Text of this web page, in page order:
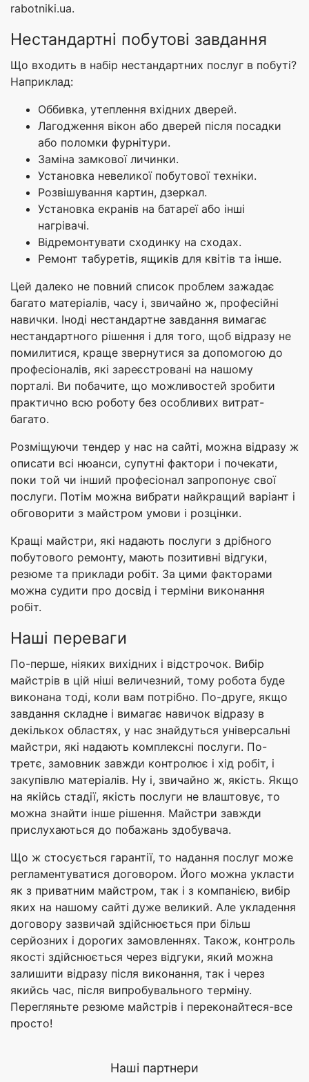
rabotniki.ua.
Нестандартні побутові завдання
Що входить в набір нестандартних послуг в побуті?
Наприклад:
Оббивка, утеплення вхідних дверей.
Лагодження вікон або дверей після посадки
або поломки фурнітури.
Заміна замкової личинки.
Установка невеликої побутової техніки.
Розвішування картин, дзеркал.
Установка екранів на батареї або інші
нагрівачі.
Відремонтувати сходинку на сходах.
Ремонт табуретів, ящиків для квітів та інше.
Цей далеко не повний список проблем зажадає
багато матеріалів, часу і, звичайно ж, професійні
навички. Іноді нестандартне завдання вимагає
нестандартного рішення і для того, щоб відразу не
помилитися, краще звернутися за допомогою до
професіоналів, які зареєстровані на нашому
порталі. Ви побачите, що можливостей зробити
практично всю роботу без особливих витрат-
багато.
Розміщуючи тендер у нас на сайті, можна відразу ж
описати всі нюанси, супутні фактори і почекати,
поки той чи інший професіонал запропонує свої
послуги. Потім можна вибрати найкращий варіант і
обговорити з майстром умови і розцінки.
Кращі майстри, які надають послуги з дрібного
побутового ремонту, мають позитивні відгуки,
резюме та приклади робіт. За цими факторами
можна судити про досвід і терміни виконання
робіт.
Наші переваги
По-перше, ніяких вихідних і відстрочок. Вибір
майстрів в цій ніші величезний, тому робота буде
виконана тоді, коли вам потрібно. По-друге, якщо
завдання складне і вимагає навичок відразу в
декількох областях, у нас знайдуться універсальні
майстри, які надають комплексні послуги. По-
третє, замовник завжди контролює і хід робіт, і
закупівлю матеріалів. Ну і, звичайно ж, якість. Якщо
на якійсь стадії, якість послуги не влаштовує, то
можна знайти інше рішення. Майстри завжди
прислухаються до побажань здобувача.
Що ж стосується гарантії, то надання послуг може
регламентуватися договором. Його можна укласти
як з приватним майстром, так і з компанією, вибір
яких на нашому сайті дуже великий. Але укладення
договору зазвичай здійснюється при більш
серйозних і дорогих замовленнях. Також, контроль
якості здійснюється через відгуки, який можна
залишити відразу після виконання, так і через
якийсь час, після випробувального терміну.
Перегляньте резюме майстрів і переконайтеся-все
просто!
Наші партнери